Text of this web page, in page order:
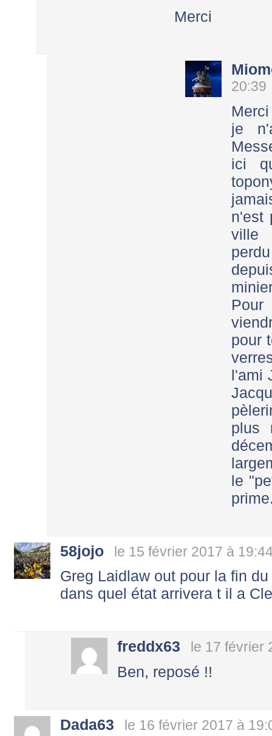
Merci
20:39
je
ici
n'est
ville
pour
l'ami
plus
le
58jojo le 15 février 2017 à
Greg Laidlaw out pour la fin
dans quel état arrivera t il a
freddx63 le 17 février
Ben, reposé !!
Dada63 le 16 février 2017 à